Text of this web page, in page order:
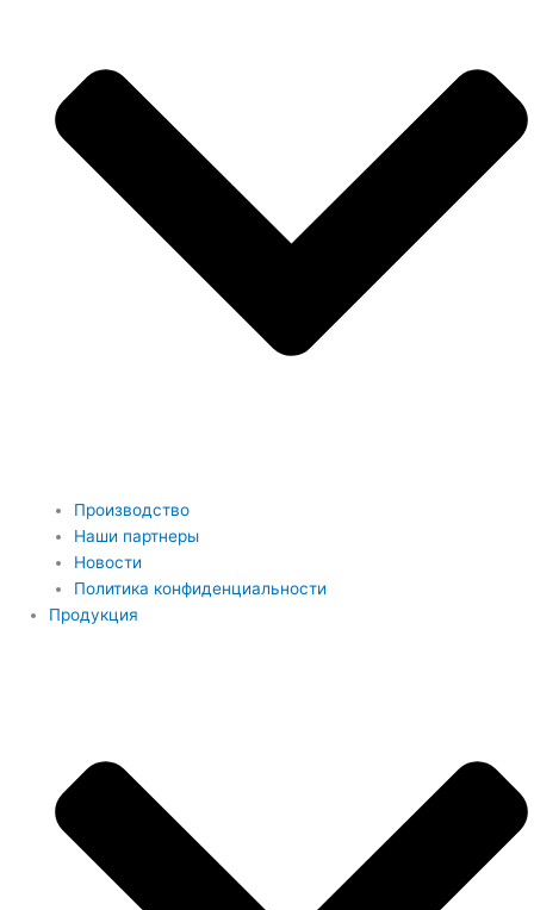
Производство
Наши партнеры
Новости
Политика конфиденциальности
Продукция